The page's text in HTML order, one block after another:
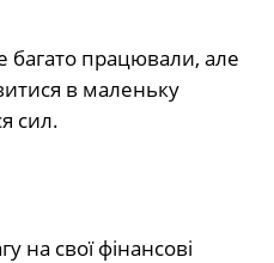
багато працювали, але
в маленьку
сил.
на свої фінансові